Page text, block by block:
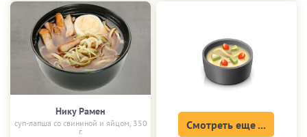
Нику Рамен
суп-лапша со свининой и яйцом, 350
г.
Смотреть еще ...